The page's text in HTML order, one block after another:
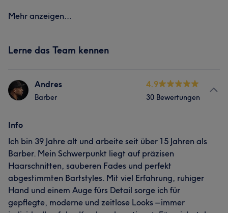
Mehr anzeigen...
Lerne das Team kennen
Andres
Barber
4.9
30 Bewertungen
Info
Ich bin 39 Jahre alt und arbeite seit über 15 Jahren als
Barber. Mein Schwerpunkt liegt auf präzisen
Haarschnitten, sauberen Fades und perfekt
abgestimmten Bartstyles. Mit viel Erfahrung, ruhiger
Hand und einem Auge fürs Detail sorge ich für
gepflegte, moderne und zeitlose Looks – immer